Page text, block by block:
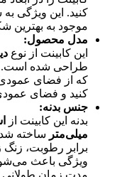
کنید. این ویژگی
موجود به بهترین
مدل محصول:
این کابینت از نوع
طراحی شده است.
که از فضای عمودی
کنید و فضای
جنس بدنه:
بدنه این کابینت از
میلی‌متر ساخته
برابر رطوبت،
ویژگی باعث